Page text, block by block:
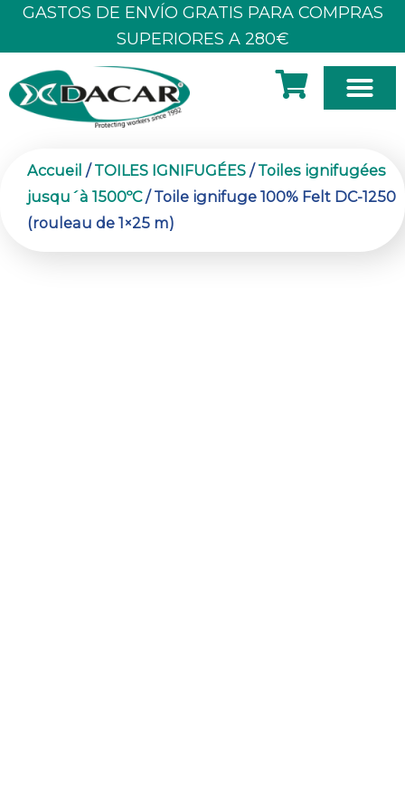
AllerGASTOS DE ENVÍO GRATIS PARA COMPRAS
SUPERIORES A 280€
Accueil /TOILES IGNIFUGÉES /Toiles ignifugées
jusqu´à 1500ºC/ Toile ignifuge 100% Felt DC-1250
(rouleau de 1×25 m)